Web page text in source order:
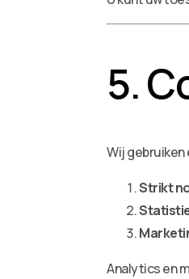
5.
Wij
Strikt
Analytics en